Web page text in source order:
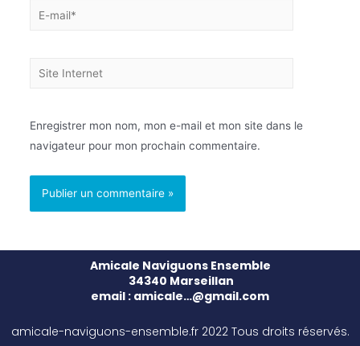
Enregistrer mon nom, mon e-mail et mon site dans le
navigateur pour mon prochain commentaire.
Amicale Naviguons Ensemble
34340 Marseillan
email : amicale…@gmail.com
amicale-naviguons-ensemble.fr 2022 Tous droits réservés.